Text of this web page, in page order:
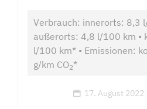
Verbrauch: innerorts: 8,3
außerorts: 4,8 l/100 km •
l/100 km* • Emissionen:
g/km CO2*
17. August 2022